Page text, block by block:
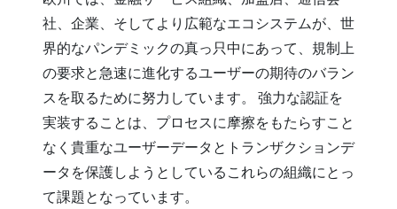
社、企業、そしてより広範なエコシステムが、世
界的なパンデミックの真っ只中にあって、規制上
の要求と急速に進化するユーザーの期待のバラン
スを取るために努力しています。 強力な認証を
実装することは、プロセスに摩擦をもたらすこと
なく貴重なユーザーデータとトランザクションデ
ータを保護しようとしているこれらの組織にとっ
て課題となっています。